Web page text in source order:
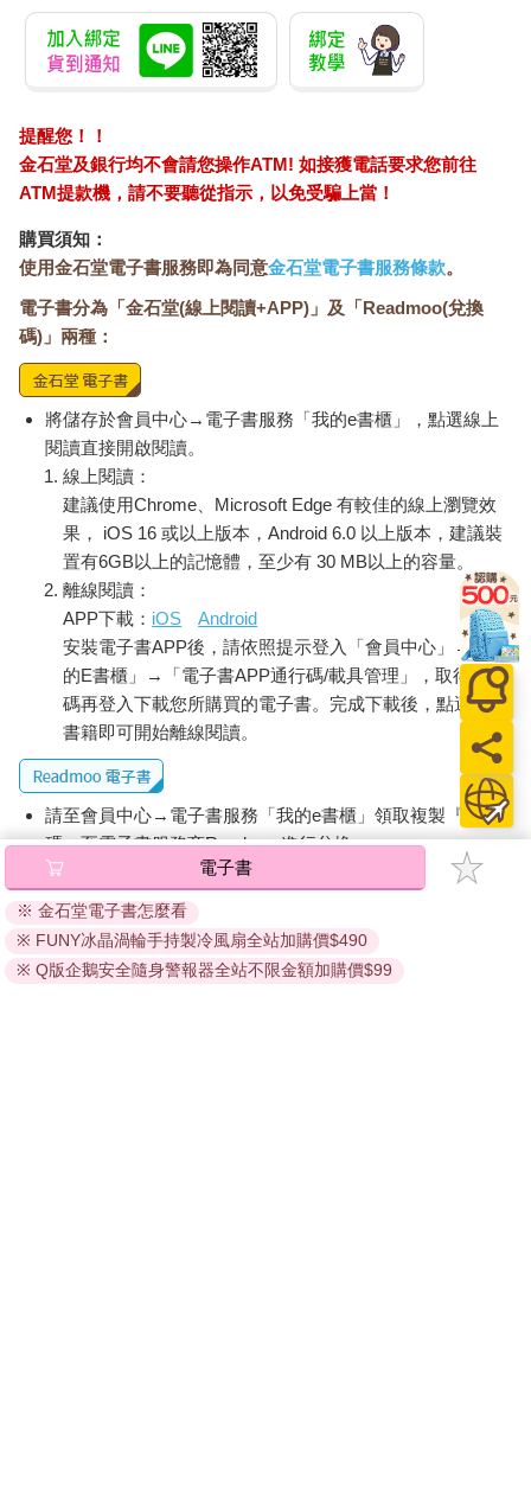
提醒您！！
金石堂及銀行均不會請您操作ATM! 如接獲電話要求您前往
ATM提款機，請不要聽從指示，以免受騙上當！
購買須知：
使用金石堂電子書服務即為同意金石堂電子書服務條款。
電子書分為「金石堂(線上閱讀+APP)」及「Readmoo(兌換
碼)」兩種：
將儲存於會員中心→電子書服務「我的e書櫃」，點選線上
閱讀直接開啟閱讀。
線上閱讀：
建議使用Chrome、Microsoft Edge 有較佳的線上瀏覽效
果， iOS 16 或以上版本，Android 6.0 以上版本，建議裝
置有6GB以上的記憶體，至少有 30 MB以上的容量。
離線閱讀：
APP下載： iOS
Android
安裝電子書APP後，請依照提示登入「會員中心」→「我
的E書櫃」→「電子書APP通行碼/載具管理」，取得通行
碼再登入下載您所購買的電子書。完成下載後，點選任一
書籍即可開始離線閱讀。
請至會員中心→電子書服務「我的e書櫃」領取複製『兌換
碼』至電子書服務商Readmoo進行兌換。
退換貨須知：
因版權保護，您在金石堂所購買的電子書僅能以金石堂專屬
的閱讀軟體開啟閱讀，無法以其他閱讀器或直接下載檔案。
依據「消費者保護法」第19條及行政院消費者保護處公告之
電子書
※ 金石堂電子書怎麼看
※ FUNY冰晶渦輪手持製冷風扇全站加購價$490
※ Q版企鵝安全隨身警報器全站不限金額加購價$99